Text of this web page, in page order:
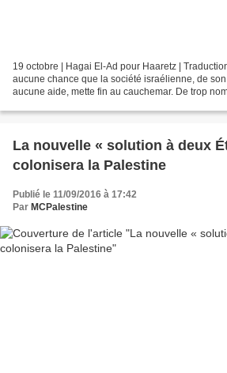
19 octobre | Hagai El-Ad pour Haaretz |
aucune chance que la société israélienne, de
aucune aide, mette fin au cauchemar. De trop
La nouvelle « solution à deux
colonisera la Palestine
Publié le 11/09/2016 à 17:42
Par MCPalestine